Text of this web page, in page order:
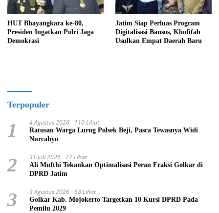
HUT Bhayangkara ke-80,
Presiden Ingatkan Polri Jaga
Demokrasi
Jatim Siap Perluas Program
Digitalisasi Bansos, Khofifah
Usulkan Empat Daerah Baru
Terpopuler
1 4 Agustus 2026 110 Lihat
Ratusan Warga Lurug Polsek Beji, Pasca Tewasnya Widi
Nurcahyo
2 31 Juli 2026 77 Lihat
Ali Mufthi Tekankan Optimalisasi Peran Fraksi Golkar di
DPRD Jatim
3 3 Agustus 2026 68 Lihat
Golkar Kab. Mojokerto Targetkan 10 Kursi DPRD Pada
Pemilu 2029